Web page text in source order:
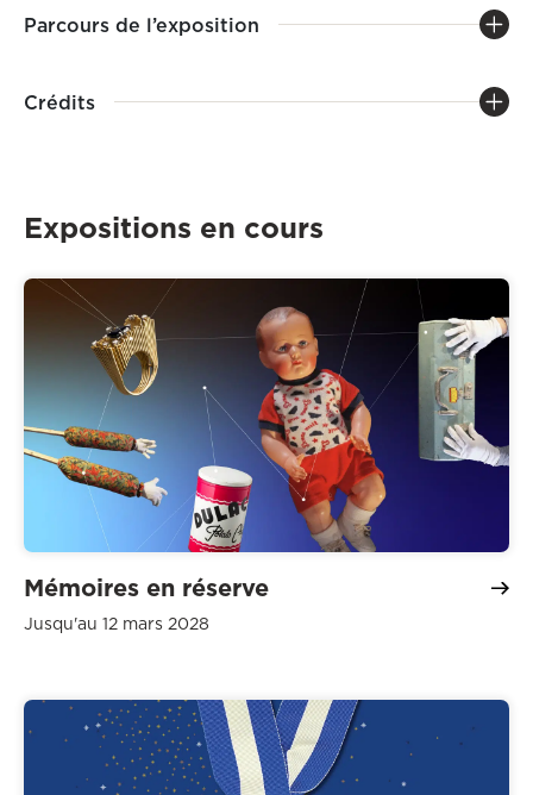
Parcours de l’exposition
Crédits
Expositions en cours
Mémoires en réserve
Jusqu'au 12 mars 2028